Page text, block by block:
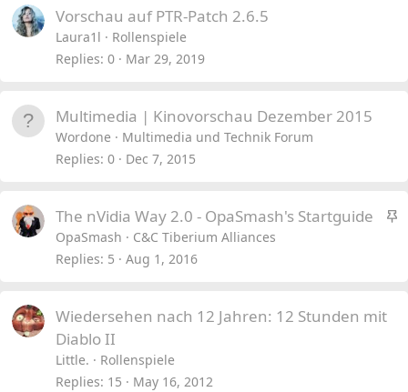
Vorschau auf PTR-Patch 2.6.5
Laura1l
Rollenspiele
Replies 0 Mar 29, 2019
Multimedia | Kinovorschau Dezember 2015
Wordone
Multimedia und Technik Forum
Replies 0 Dec 7, 2015
S
The nVidia Way 2.0 - OpaSmash's Startguide
OpaSmash
C&C Tiberium Alliances
Replies 5 Aug 1, 2016
Wiedersehen nach 12 Jahren: 12 Stunden mit
Diablo II
Little.
Rollenspiele
Replies 15 May 16, 2012